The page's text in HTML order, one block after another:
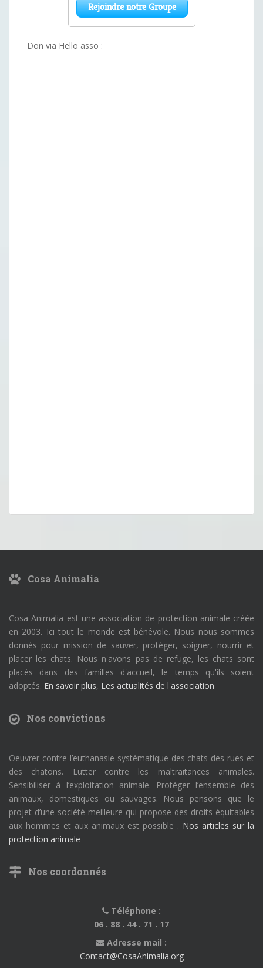
Don via Hello asso :
Cosa Animalia
Cosa Animalia est une association de protection animale créée
en 2003. Ici tout le monde est bénévole. Nous nous sommes
donnés pour mission de sauver, protéger, soigner, nourrir et
placer les chats. Nous n'avons pas de refuge, les chats sont
placés dans des familles d'accueil, le temps qu'ils soient
adoptés. En savoir plus, Les actualités de l'association
Nos convictions
Oeuvrer contre l’euthanasie systématique des chats des rues et
des chatons. Lutter contre les maltraitances animales.
Sensibiliser à l’exploitation animale. Protéger l’ensemble des
animaux, domestiques ou sauvages. Nous pensons que le
projet d’une société meilleure qui propose des droits équitables
aux hommes et aux animaux est possible . Nos articles sur la
protection animale
Nos coordonnés
Téléphone :
06 . 88 . 44 . 71 . 17
Adresse mail :
Contact@CosaAnimalia.org